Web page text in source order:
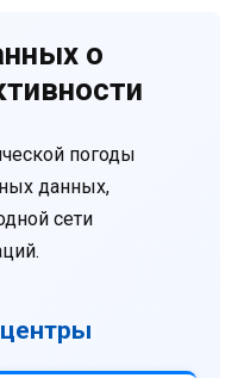
о
погоды
данных,
сети